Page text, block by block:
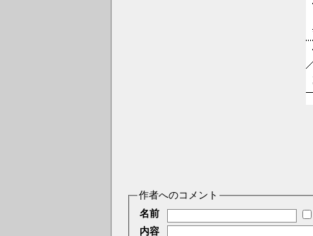
作者へのコメント
名前
内容